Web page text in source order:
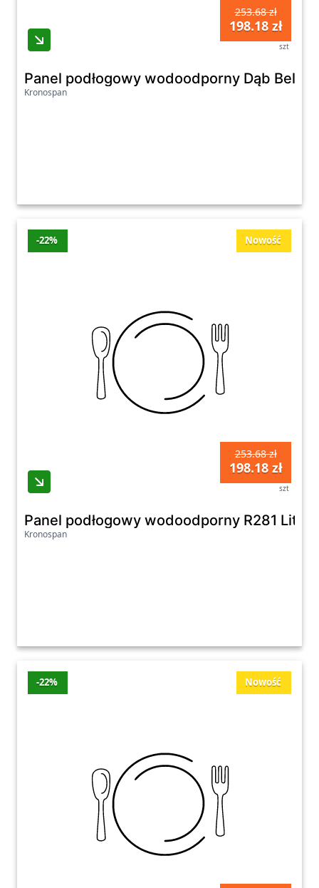
253.68 zł
198.18 zł
szt
Panel podłogowy wodoodporny Dąb
Kronospan
Nowość
-22%
253.68 zł
198.18 zł
szt
Panel podłogowy wodoodporny R281
Kronospan
Nowość
-22%